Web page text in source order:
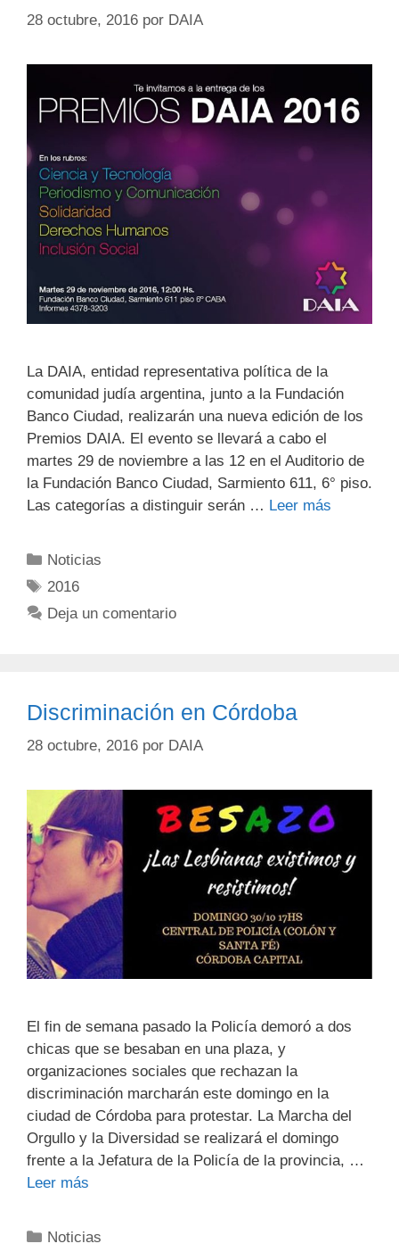
28 octubre, 2016 por DAIA
La DAIA, entidad representativa política de la
comunidad judía argentina, junto a la Fundación
Banco Ciudad, realizarán una nueva edición de los
Premios DAIA. El evento se llevará a cabo el
martes 29 de noviembre a las 12 en el Auditorio de
la Fundación Banco Ciudad, Sarmiento 611, 6° piso.
Las categorías a distinguir serán … Leer más
Noticias
2016
Deja un comentario
Discriminación en Córdoba
28 octubre, 2016 por DAIA
El fin de semana pasado la Policía demoró a dos
chicas que se besaban en una plaza, y
organizaciones sociales que rechazan la
discriminación marcharán este domingo en la
ciudad de Córdoba para protestar. La Marcha del
Orgullo y la Diversidad se realizará el domingo
frente a la Jefatura de la Policía de la provincia, …
Leer más
Noticias